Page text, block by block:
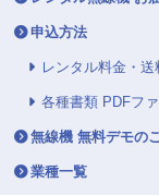
申込方法
レンタル料金・送
各種書類 PDFフ
無線機 無料デモの
業種一覧